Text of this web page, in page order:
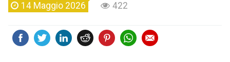
14 Maggio 2026 422